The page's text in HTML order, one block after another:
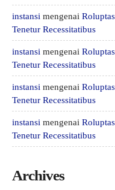
instansi mengenai
Tenetur Recessitatibus
instansi mengenai
Tenetur Recessitatibus
instansi mengenai
Tenetur Recessitatibus
instansi mengenai
Tenetur Recessitatibus
Archives